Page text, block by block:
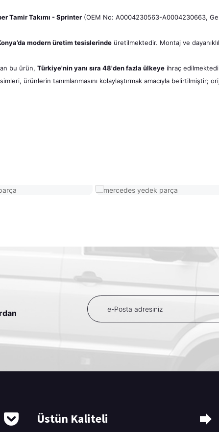
Tamir Takımı - Sprinter (OEM No: A0004230563-A0004230663,
modern üretim tesislerinde üretilmektedir. Montaj ve
bu ürün, Türkiye'nin yanı sıra 48'den fazla ülkeye ihraç
ürünlerin tanımlanmasını kolaylaştırmak amacıyla belirtilmiştir;
Üstün Kaliteli